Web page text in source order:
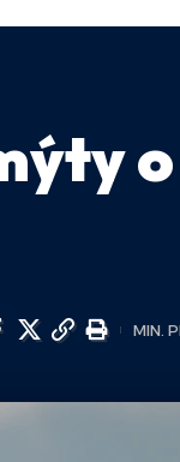
o
MIN.